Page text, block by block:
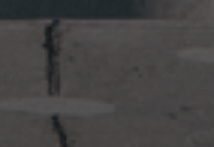
ぐパーティナ